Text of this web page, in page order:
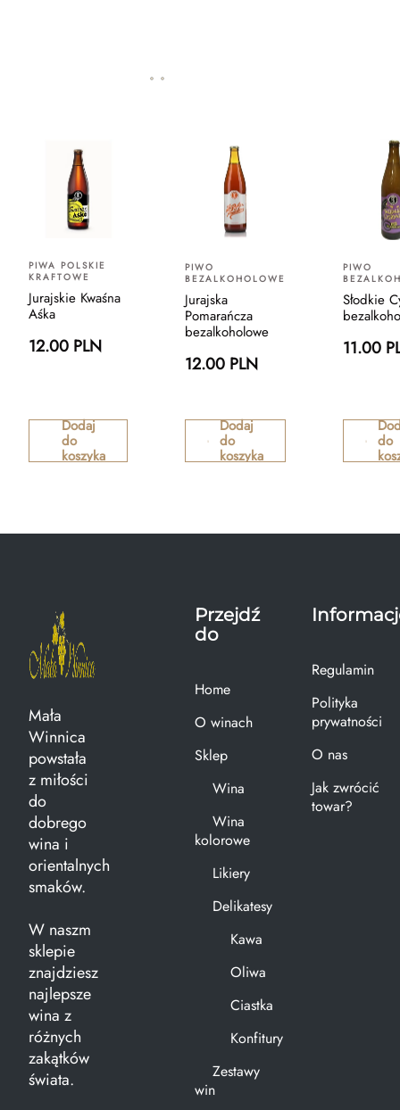
PIWA POLSKIE
KRAFTOWE
Jurajskie Kwaśna
Aśka
12.00 PLN
Dodaj
do
koszyka
PIWO
BEZALKOHOLOWE
Jurajska
Pomarańcza
bezalkoholowe
12.00 PLN
Dodaj
do
koszyka
PIWO
Słodkie
11.00
do
Mała
Winnica
powstała
z miłości
do
dobrego
wina i
orientalnych
smaków.
W naszm
sklepie
znajdziesz
najlepsze
wina z
różnych
zakątków
świata.
Przejdź
do
Home
O winach
Sklep
Wina
Wina
kolorowe
Likiery
Delikatesy
Kawa
Oliwa
Ciastka
Konfitury
Zestawy
win
Regulamin
Polityka
prywatności
O nas
Jak zwrócić
towar?